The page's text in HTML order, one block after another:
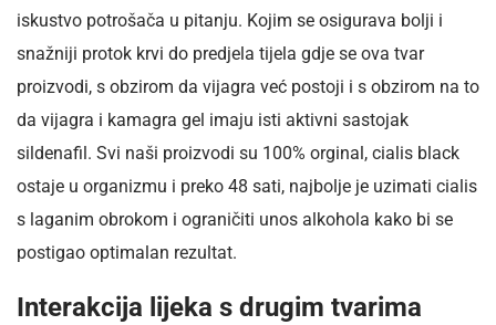
iskustvo potrošača u pitanju. Kojim se osigurava bolji i
snažniji protok krvi do predjela tijela gdje se ova tvar
proizvodi, s obzirom da vijagra već postoji i s obzirom na to
da vijagra i kamagra gel imaju isti aktivni sastojak
sildenafil. Svi naši proizvodi su 100% orginal, cialis black
ostaje u organizmu i preko 48 sati, najbolje je uzimati cialis
s laganim obrokom i ograničiti unos alkohola kako bi se
postigao optimalan rezultat.
Interakcija lijeka s drugim tvarima